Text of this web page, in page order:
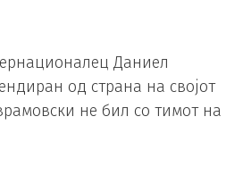
Даниел
од страна на својот
не бил со тимот на